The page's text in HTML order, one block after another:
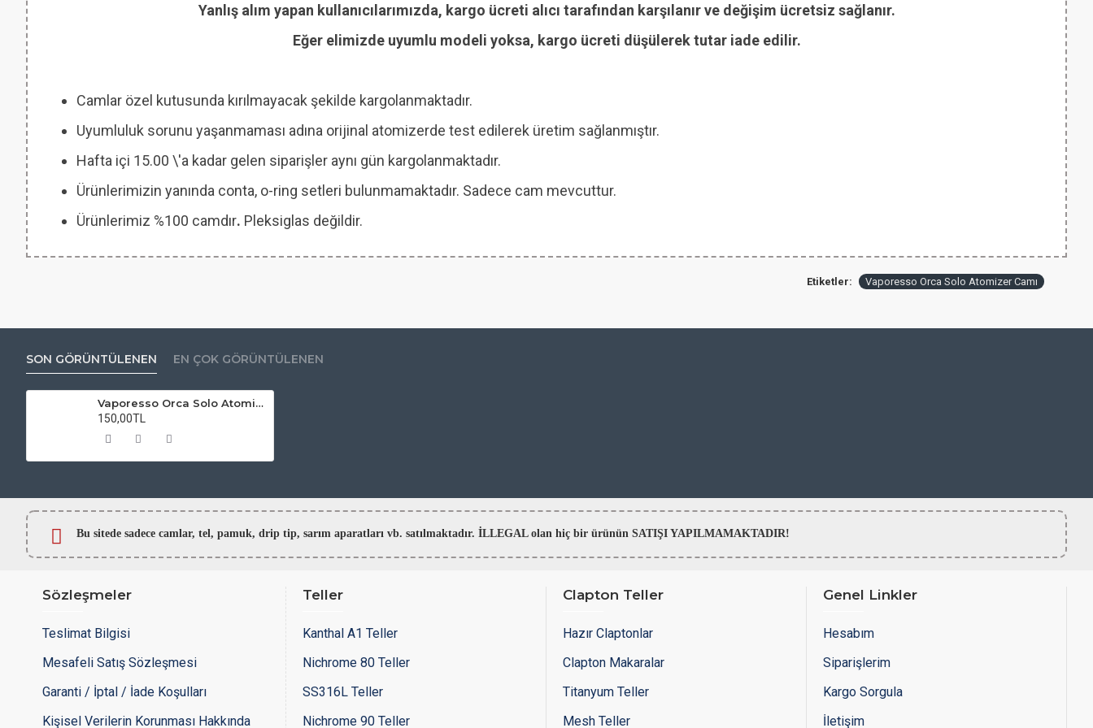
Yanlış alım yapan kullanıcılarımızda, kargo ücreti alıcı tarafından karşılanır ve değişim ücretsiz sağlanır.
Eğer elimizde uyumlu modeli yoksa, kargo ücreti düşülerek tutar iade edilir.
Camlar özel kutusunda kırılmayacak şekilde kargolanmaktadır.
Uyumluluk sorunu yaşanmaması adına orijinal atomizerde test edilerek üretim sağlanmıştır.
Hafta içi 15.00 \'a kadar gelen siparişler aynı gün kargolanmaktadır.
Ürünlerimizin yanında conta, o-ring setleri bulunmamaktadır. Sadece cam mevcuttur.
Ürünlerimiz %100 camdır. Pleksiglas değildir.
Etiketler: Vaporesso Orca Solo Atomizer Camı
SON GÖRÜNTÜLENEN EN ÇOK GÖRÜNTÜLENEN
Vaporesso Orca Solo Atomizer Camı
150,00TL
Bu sitede sadece camlar, tel, pamuk, drip tip, sarım aparatları vb. satılmaktadır. İLLEGAL olan hiç bir ürünün SATIŞI YAPILMAMAKTADIR!
Sözleşmeler
Teslimat Bilgisi
Mesafeli Satış Sözleşmesi
Garanti / İptal / İade Koşulları
Kişisel Verilerin Korunması Hakkında
Teller
Kanthal A1 Teller
Nichrome 80 Teller
SS316L Teller
Nichrome 90 Teller
Clapton Teller
Hazır Claptonlar
Clapton Makaralar
Titanyum Teller
Mesh Teller
Genel Linkler
Hesabım
Siparişlerim
Kargo Sorgula
İletişim